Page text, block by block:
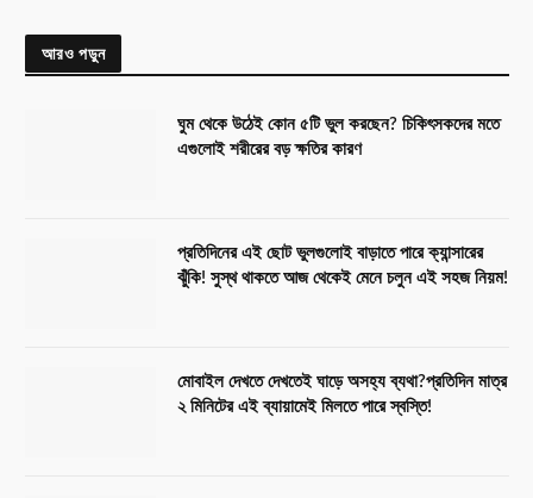
আরও পড়ুন
ঘুম থেকে উঠেই কোন ৫টি ভুল করছেন? চিকিৎসকদের মতে
এগুলোই শরীরের বড় ক্ষতির কারণ
প্রতিদিনের এই ছোট ভুলগুলোই বাড়াতে পারে ক্যান্সারের
ঝুঁকি! সুস্থ থাকতে আজ থেকেই মেনে চলুন এই সহজ নিয়ম!
মোবাইল দেখতে দেখতেই ঘাড়ে অসহ্য ব্যথা?প্রতিদিন মাত্র
২ মিনিটের এই ব্যায়ামেই মিলতে পারে স্বস্তি!